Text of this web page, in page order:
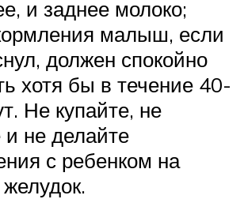
и заднее молоко;
малыш, если
должен спокойно
хотя бы в течение 40-
Не купайте, не
и не делайте
с ребенком на